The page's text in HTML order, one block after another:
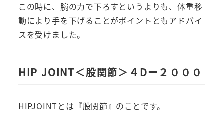
この時に、腕の力で下ろすというよりも、体重移
動により手を下げることがポイントともアドバイ
スを受けました。
HIP JOINT＜股関節＞４Dー２０００
HIPJOINTとは『股関節』のことです。